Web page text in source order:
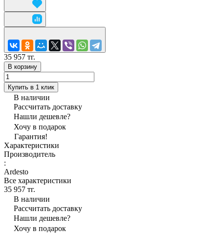
35 957 тг.
В корзину
Купить в 1 клик
В наличии
Рассчитать доставку
Нашли дешевле?
Хочу в подарок
Гарантия!
Характеристики
Производитель
:
Ardesto
Все характеристики
35 957 тг.
В наличии
Рассчитать доставку
Нашли дешевле?
Хочу в подарок